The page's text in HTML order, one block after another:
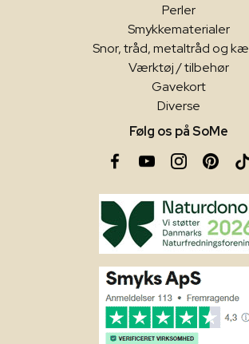
Perler
Smykkematerialer
Snor, tråd, metaltråd og
Værktøj / tilbehør
Gavekort
Diverse
Følg os på SoMe